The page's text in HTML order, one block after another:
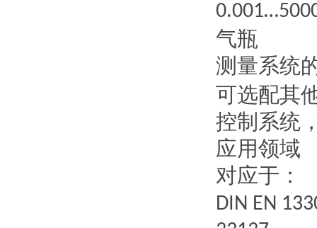
气瓶
测量系统
可选配其
控制系统
应用领域
对应于：
DIN EN